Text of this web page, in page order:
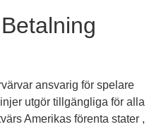
ansvarig för spelare
utgör tillgängliga för alla
Amerikas förenta stater ,